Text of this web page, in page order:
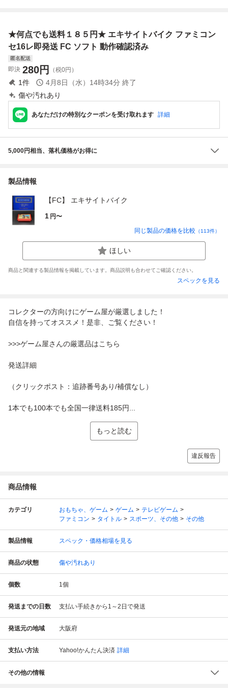
★何点でも送料１８５円★ エキサイトバイク ファミコン
セ16レ即発送 FC ソフト 動作確認済み
匿名配送
即決 280円 （税0円）
1件 4月8日（水）14時34分 終了
傷や汚れあり
あなただけの特別なクーポンを受け取れます 詳細
5,000円相当、落札価格がお得に
製品情報
【FC】 エキサイトバイク
1 円〜
同じ製品の価格を比較 （113件）
ほしい
商品と関連する製品情報を掲載しています。商品説明も合わせてご確認ください。
スペックを見る
コレクターの方向けにゲーム屋が厳選しました！
自信を持ってオススメ！是非、ご覧ください！
>>>ゲーム屋さんの厳選品はこちら
発送詳細
（クリックポスト：追跡番号あり/補償なし）
1本でも100本でも全国一律送料185円...
もっと読む
違反報告
商品情報
カテゴリ おもちゃ、ゲーム ゲーム
テレビゲーム
ファミコン
タイトル スポーツ、その他 その他
製品情報 スペック・価格相場を見る
商品の状態 傷や汚れあり
個数 1個
発送までの日数 支払い手続きから1～2日で発送
発送元の地域 大阪府
支払い方法 Yahoo!かんたん決済 詳細
その他の情報